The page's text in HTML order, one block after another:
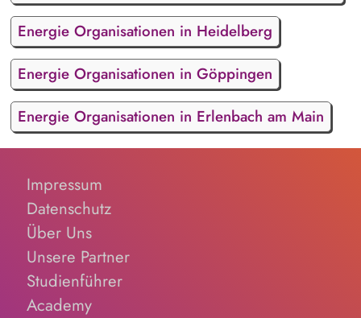
Energie Organisationen in Heidelberg
Energie Organisationen in Göppingen
Energie Organisationen in Erlenbach am Main
Impressum
Datenschutz
Über Uns
Unsere Partner
Studienführer
Academy